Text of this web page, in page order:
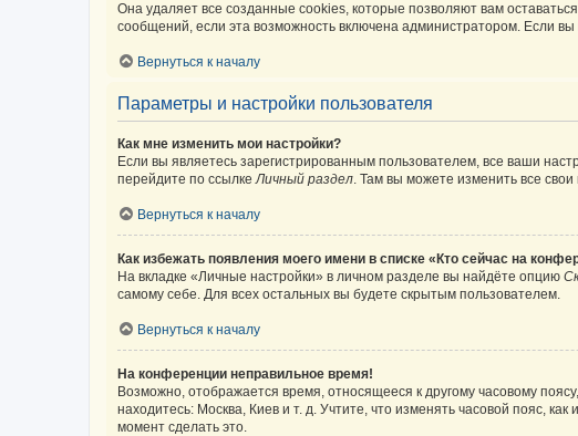
Она удаляет все созданные cookies, которые позволяют вам
сообщений, если эта возможность включена администратором. Если
Вернуться к началу
Параметры и настройки пользователя
Как мне изменить мои настройки?
Если вы являетесь зарегистрированным пользователем, все ваши
перейдите по ссылкеЛичный раздел. Там вы можете изменить все
Вернуться к началу
Как избежать появления моего имени в списке «Кто сейчас на
На вкладке «Личные настройки» в личном разделе вы найдёте опцию
самому себе. Для всех остальных вы будете скрытым пользователем.
Вернуться к началу
На конференции неправильное время!
Возможно, отображается время, относящееся к другому часовому
находитесь: Москва, Киев и т. д. Учтите, что изменять часовой пояс,
момент сделать это.